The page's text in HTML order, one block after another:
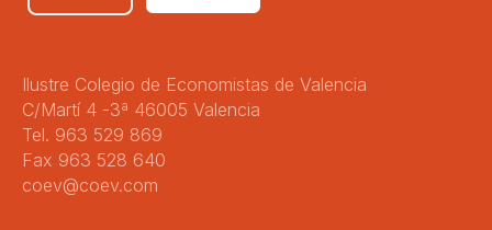
Ilustre Colegio de Economistas de Valencia
C/Martí 4 -3ª 46005 Valencia
Tel. 963 529 869
Fax 963 528 640
coev@coev.com